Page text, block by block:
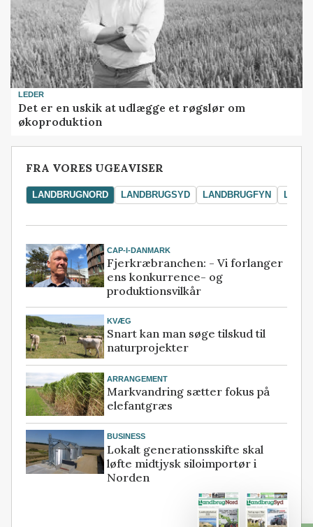
LEDER
Det er en uskik at udlægge et røgslør om
økoproduktion
FRA VORES UGEAVISER
LANDBRUGNORD LANDBRUGSYD LANDBRUGFYN
CAP-I-DANMARK
Fjerkræbranchen: - Vi forlanger
ens konkurrence- og
produktionsvilkår
KVÆG
Snart kan man søge tilskud til
naturprojekter
ARRANGEMENT
Markvandring sætter fokus på
elefantgræs
BUSINESS
Lokalt generationsskifte skal
løfte midtjysk siloimportør i
Norden